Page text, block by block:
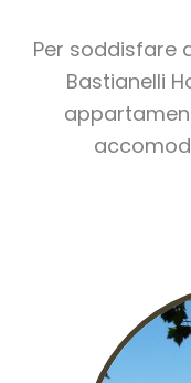
Per soddisfare
Bastianelli